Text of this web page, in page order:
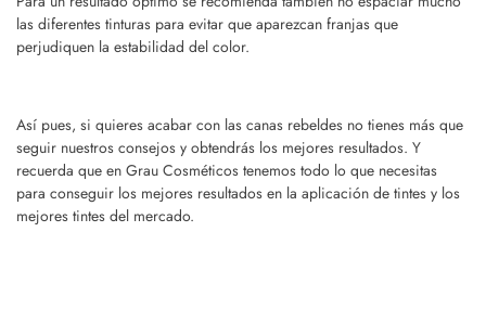
las diferentes tinturas para evitar que aparezcan franjas que
perjudiquen la estabilidad del color.
Así pues, si quieres acabar con las canas rebeldes no tienes más que
seguir nuestros consejos y obtendrás los mejores resultados. Y
recuerda que en Grau Cosméticos tenemos todo lo que necesitas
para conseguir los mejores resultados en la aplicación de tintes y los
mejores tintes del mercado.